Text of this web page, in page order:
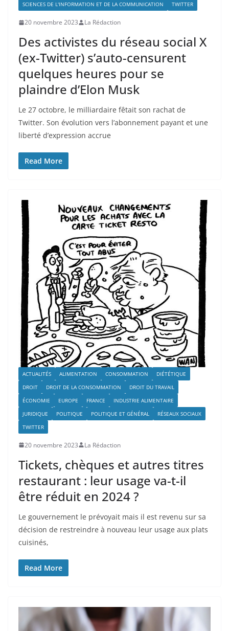
SCIENCES DE L'INFORMATION ET DE LA COMMUNICATION
TWITTER
20 novembre 2023 La Rédaction
Des activistes du réseau social X
(ex-Twitter) s’auto-censurent
quelques heures pour se
plaindre d’Elon Musk
Le 27 octobre, le milliardaire fêtait son rachat de
Twitter. Son évolution vers l’abonnement payant et une
liberté d’expression accrue
Read More
ACTUALITÉS ALIMENTATION CONSOMMATION
DIÉTÉTIQUE
DROIT
DROIT DE LA CONSOMMATION
DROIT DU TRAVAIL
ÉCONOMIE
EUROPE FRANCE
INDUSTRIE ALIMENTAIRE
JURIDIQUE
POLITIQUE POLITIQUE ET GÉNÉRAL
RÉSEAUX SOCIAUX
TWITTER
20 novembre 2023 La Rédaction
Tickets, chèques et autres titres
restaurant : leur usage va-t-il
être réduit en 2024 ?
Le gouvernement le prévoyait mais il est revenu sur sa
décision de restreindre à nouveau leur usage aux plats
cuisinés,
Read More